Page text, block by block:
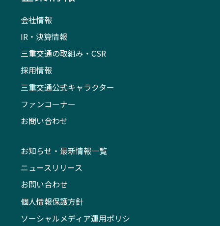
会社情報
IR・決算情報
三重交通の取組み・CSR
採用情報
三重交通公式キャラクター
ファンコーナー
お問い合わせ
お知らせ・最新情報一覧
ニュースリリース
お問い合わせ
個人情報保護方針
ソーシャルメディア運用ポリシ